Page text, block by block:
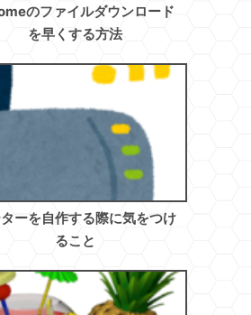
のファイルダウンロード
を早くする方法
ーを自作する際に気をつけ
ること